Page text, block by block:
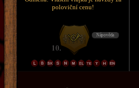
poloviční cenu!